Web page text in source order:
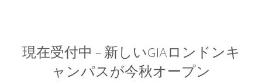
現在受付中 – 新しいGIAロンドンキ
ャンパスが今秋オープン